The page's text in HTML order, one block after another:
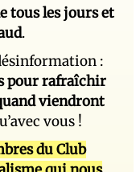
tous les jours et
.
:
pour rafraîchir
viendront
vous !
du Club